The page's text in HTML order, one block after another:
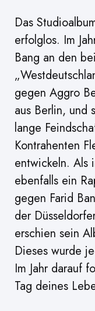
Das
erfolglos. Im
Bang an den
gegen Aggro
aus Berlin, und
lange
Kontrahenten
entwickeln. Als
ebenfalls ein
gegen Farid
der
erschien sein
Dieses wurde
Im Jahr darauf
Tag deines